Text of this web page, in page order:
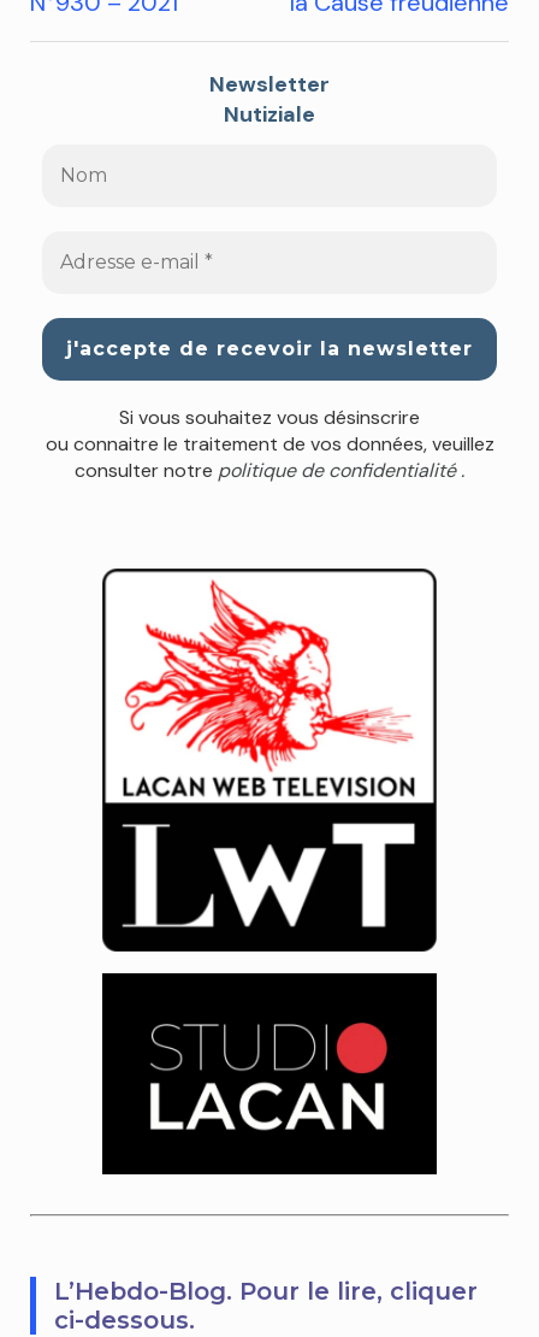
Newsletter
Nutiziale
Si vous souhaitez vous désinscrire
ou connaitre le traitement de vos données, veuillez
consulter notre politique de confidentialité .
L’Hebdo-Blog. Pour le lire, cliquer
ci-dessous.